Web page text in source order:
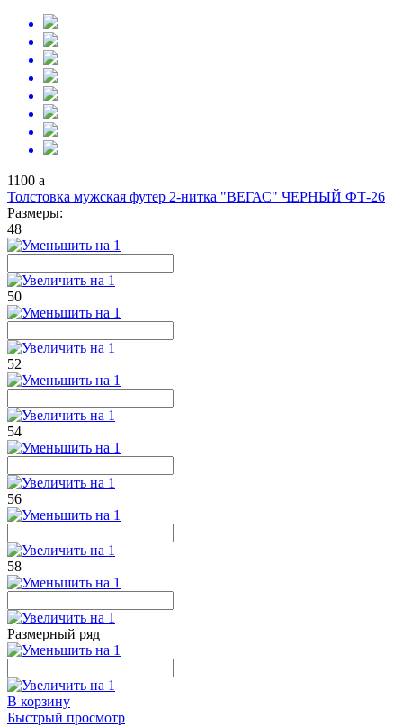
1100 a
Толстовка мужская футер 2-нитка "ВЕГАС" ЧЕРНЫЙ ФТ-26
Размеры:
48
50
52
54
56
58
Размерный ряд
В корзину
Быстрый просмотр